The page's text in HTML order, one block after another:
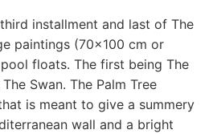
installment and last of The
paintings (70x100 cm or
floats. The first being The
Swan. The Palm Tree
is meant to give a summery
wall and a bright